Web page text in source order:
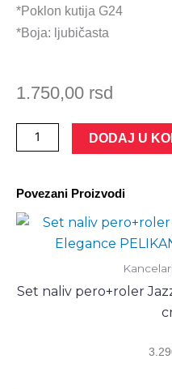
*Poklon kutija G24
*Boja: ljubičasta
1.750,00 rsd
Roler
Jazz
Elegance
PELIKAN
количина
DODAJ U
Povezani Proizvodi
Set naliv pero+roler